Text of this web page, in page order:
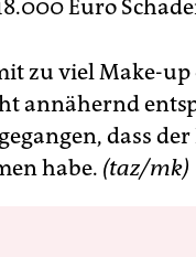
Euro
zu viel Make-up
annähernd
dass
habe. (taz/mk)